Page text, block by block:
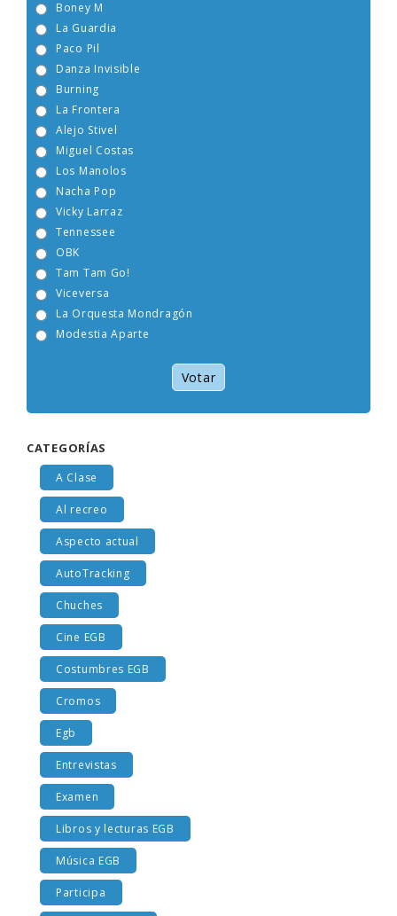
Boney M
La Guardia
Paco Pil
Danza Invisible
Burning
La Frontera
Alejo Stivel
Miguel Costas
Los Manolos
Nacha Pop
Vicky Larraz
Tennessee
OBK
Tam Tam Go!
Viceversa
La Orquesta Mondragón
Modestia Aparte
Votar
CATEGORÍAS
A Clase
Al recreo
Aspecto actual
AutoTracking
Chuches
Cine EGB
Costumbres EGB
Cromos
Egb
Entrevistas
Examen
Libros y lecturas EGB
Música EGB
Participa